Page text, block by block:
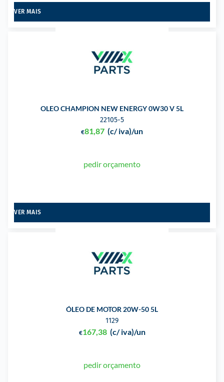
VER MAIS
OLEO CHAMPION NEW ENERGY 0W30 V 5L
22105-5
€81,87 (c/ iva)/un
pedir orçamento
VER MAIS
ÓLEO DE MOTOR 20W-50 5L
1129
€167,38 (c/ iva)/un
pedir orçamento